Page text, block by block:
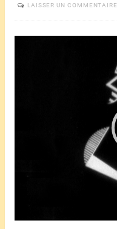
LAISSER UN COMMENTAIRE